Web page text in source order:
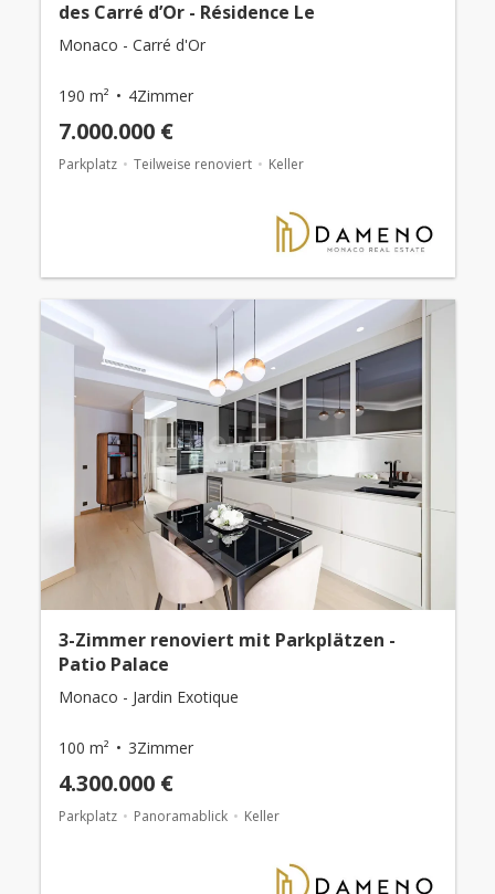
des Carré d’Or - Résidence Le
Monaco - Carré d'Or
190 m² 4Zimmer
7.000.000 €
Parkplatz Teilweise renoviert Keller
3-Zimmer renoviert mit Parkplätzen -
Patio Palace
Monaco - Jardin Exotique
100 m² 3Zimmer
4.300.000 €
Parkplatz Panoramablick Keller